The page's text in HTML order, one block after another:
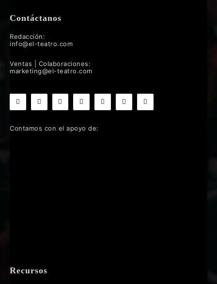
Contáctanos
Redacción:
info@el-teatro.com
Ventas | Colaboraciones:
marketing@el-teatro.com
Contamos con el apoyo de:
Recursos